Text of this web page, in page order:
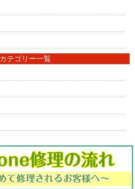
カテゴリー一覧